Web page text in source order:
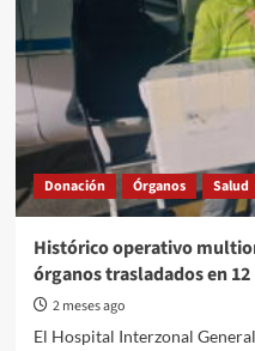
Donación Órganos Salud
Histórico operativo
órganos trasladados en 12
2 meses ago
El Hospital Interzonal